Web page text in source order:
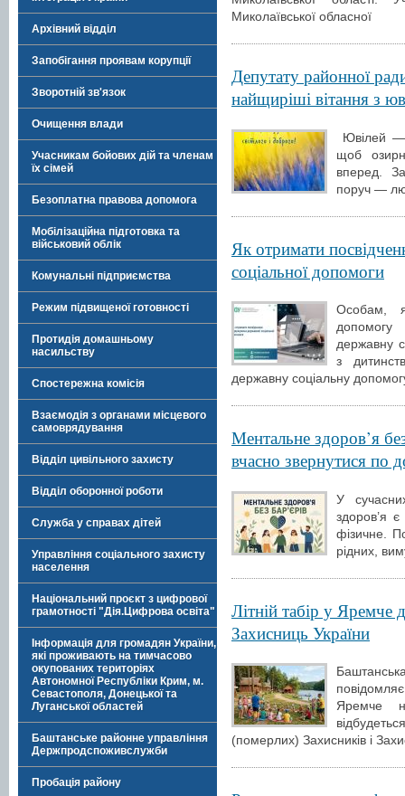
Архівний відділ
Запобігання проявам корупції
Зворотній зв'язок
Очищення влади
Учасникам бойових дій та членам
їх сімей
Безоплатна правова допомога
Мобілізаційна підготовка та
військовий облік
Комунальні підприємства
Режим підвищеної готовності
Протидія домашньому
насильству
Спостережна комісія
Взаємодія з органами місцевого
самоврядування
Відділ цивільного захисту
Відділ оборонної роботи
Служба у справах дітей
Управління соціального захисту
населення
Національний проєкт з цифрової
грамотності "Дія.Цифрова освіта"
Інформація для громадян України,
які проживають на тимчасово
окупованих територіях
Автономної Республіки Крим, м.
Севастополя, Донецької та
Луганської областей
Баштанське районне управління
Держпродспоживслужби
Пробація району
Миколаївської обласної
Депутату районної
найщиріші вітання з
Ювілей —
щоб
вперед.
поруч —
Як отримати
соціальної допомоги
Особам,
допомогу
державну
з
державну соціальну
Ментальне здоров’я
вчасно звернутися по
У
здоров’я
фізичне.
рідних,
Літній табір у Яремче
Захисниць України
Яремче
(померлих) Захисників і